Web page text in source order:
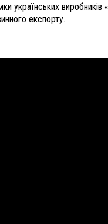
виробників
експорту.